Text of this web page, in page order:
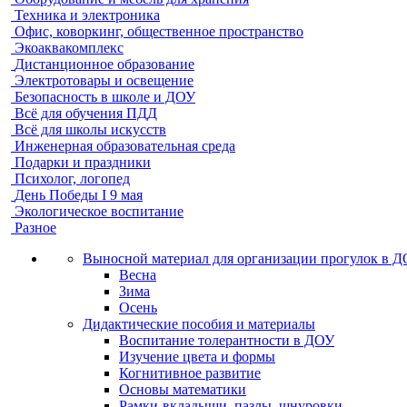
Техника и электроника
Офис, коворкинг, общественное пространство
Экоаквакомплекс
Дистанционное образование
Электротовары и освещение
Безопасность в школе и ДОУ
Всё для обучения ПДД
Всё для школы искусств
Инженерная образовательная среда
Подарки и праздники
Психолог, логопед
День Победы I 9 мая
Экологическое воспитание
Разное
Выносной материал для организации прогулок в
Весна
Зима
Осень
Дидактические пособия и материалы
Воспитание толерантности в ДОУ
Изучение цвета и формы
Когнитивное развитие
Основы математики